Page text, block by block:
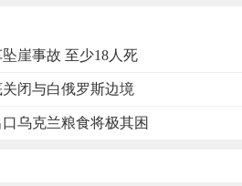
崖事故 至少18人死
闭与白俄罗斯边境
乌克兰粮食将极其困